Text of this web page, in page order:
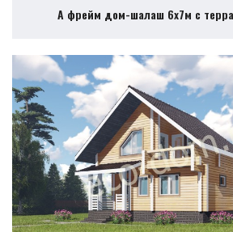
А фрейм дом-шалаш 6х7м с